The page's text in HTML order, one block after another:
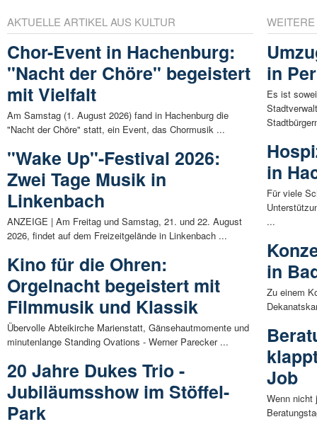
AKTUELLE ARTIKEL AUS KULTUR
Chor-Event in Hachenburg:
"Nacht der Chöre" begeistert
mit Vielfalt
Am Samstag (1. August 2026) fand in Hachenburg die
"Nacht der Chöre" statt, ein Event, das Chormusik ...
"Wake Up"-Festival 2026:
Zwei Tage Musik in
Linkenbach
ANZEIGE | Am Freitag und Samstag, 21. und 22. August
2026, findet auf dem Freizeitgelände in Linkenbach ...
Kino für die Ohren:
Orgelnacht begeistert mit
Filmmusik und Klassik
Übervolle Abteikirche Marienstatt, Gänsehautmomente und
minutenlange Standing Ovations - Werner Parecker ...
20 Jahre Dukes Trio -
Jubiläumsshow im Stöffel-
Park
in
Es ist
in
Für viele
...
in
Zu einem
Job
Wenn nicht